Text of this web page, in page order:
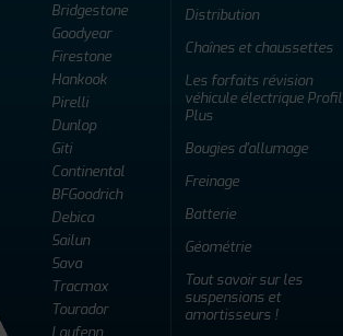
Bridgestone
Goodyear
Firestone
Hankook
Pirelli
Dunlop
Giti
Continental
BFGoodrich
Debica
Sailun
Sava
Tracmax
Tourador
Laufenn
Distribution
Chaînes et chaussettes
Les forfaits révision
véhicule électrique Profil
Plus
Bougies d'allumage
Freinage
Batterie
Géométrie
Tout savoir sur les
suspensions et
amortisseurs !